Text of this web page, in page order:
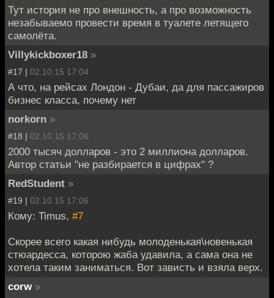
Тут история не про внешность, а про возможность
незабываемо провести время в туалете летящего
самолёта.
Villykickboxer18 »
#17 | 02.10.15 17:04
А что, на рейсах Лондон - Дубаи, да для пассажиров
бизнес класса, почему нет
norkorn »
#18 | 02.10.15 17:06
2000 тысяч долларов - это 2 миллиона долларов.
Автор статьи "не разбирается в цифрах" ?
RedStudent »
#19 | 02.10.15 17:06
Кому: Timus, #7
Скорее всего какая нибудь молоденькая\новенькая
стюардесса, которою жаба удавила, а сама она не
хотела таким заниматься. Вот зависть и взяла верх.
corw »